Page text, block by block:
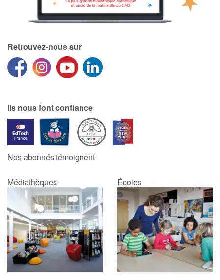
Retrouvez-nous sur
Ils nous font confiance
Nos abonnés témoignent
Médiathèques Écoles